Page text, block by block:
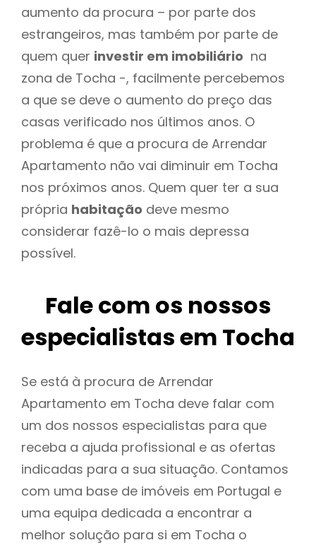
aumento da procura – por parte dos
estrangeiros, mas também por parte de
quem quer investir em imobiliário na
zona de Tocha -, facilmente percebemos
a que se deve o aumento do preço das
casas verificado nos últimos anos. O
problema é que a procura de Arrendar
Apartamento não vai diminuir em Tocha
nos próximos anos. Quem quer ter a sua
própria habitação deve mesmo
considerar fazê-lo o mais depressa
possível.
Fale com os nossos
especialistas em Tocha
Se está à procura de Arrendar
Apartamento em Tocha deve falar com
um dos nossos especialistas para que
receba a ajuda profissional e as ofertas
indicadas para a sua situação. Contamos
com uma base de imóveis em Portugal e
uma equipa dedicada a encontrar a
melhor solução para si em Tocha o